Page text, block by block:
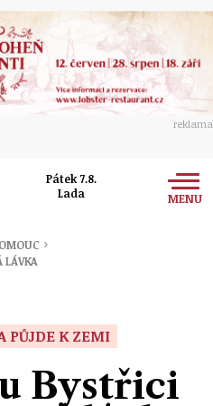
reklama
Pátek 7.8.
Lada
MENU
›
LÁVKA
PŮJDE K ZEMI
Bystřici